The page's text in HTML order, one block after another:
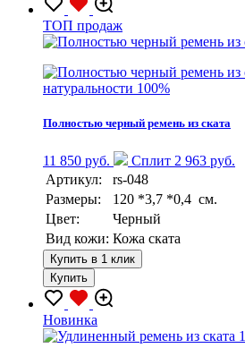
TOП продаж
натуральности 100%
Полностью черный ремень из ската
11 850 руб.
Сплит 2 963 руб.
Артикул:
rs-048
Размеры:
120 *3,7 *0,4 см.
Цвет:
Черный
Вид кожи: Кожа ската
Купить в 1 клик
Купить
Новинка